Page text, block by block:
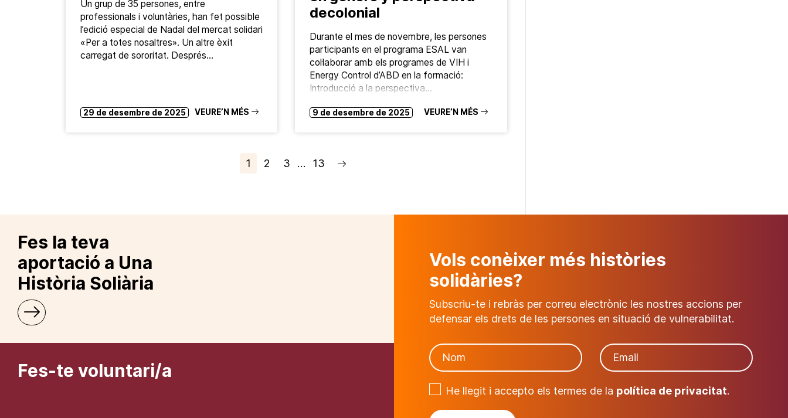
Un grup de 35 persones, entre
professionals i voluntàries, han fet possible
l’edició especial de Nadal del mercat solidari
«Per a totes nosaltres». Un altre èxit
carregat de sororitat. Després…
29 de desembre de 2025 VEURE’N MÉS
decolonial
Durante el mes de novembre, les persones
participants en el programa ESAL van
col·laborar amb els programes de VIH i
Energy Control d’ABD en la formació:
Introducció a la perspectiva…
9 de desembre de 2025 VEURE’N MÉS
1 2 3 … 13
Fes la teva
aportació a Una
Història Soliària
Fes-te voluntari/a
Vols conèixer més històries
solidàries?
Subscriu-te i rebràs per correu electrònic les nostres accions per
defensar els drets de les persones en situació de vulnerabilitat.
He llegit i accepto els termes de la política de privacitat.